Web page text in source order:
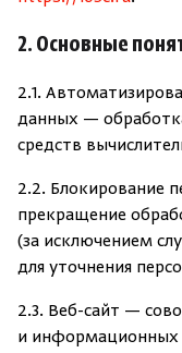
Ароматы
Душевые поддоны
Интерьер
Инфракрасные
Лёдогенераторы
2. Основные
2.1.
данных —
средств
2.2. Блокирование
прекращение
(за исключением
для уточнения
2.3. Веб-сайт —
и информационных